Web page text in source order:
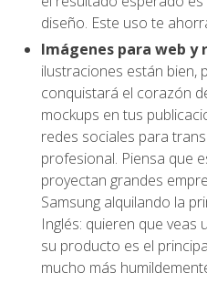
diseño. Este uso te
Imágenes para web y
ilustraciones están bien,
conquistará el corazón
mockups en tus
redes sociales para
profesional. Piensa que
proyectan grandes
Samsung alquilando la
Inglés: quieren que
su producto es el
mucho más